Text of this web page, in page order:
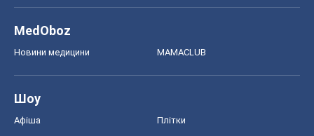
MedOboz
Новини медицини MAMACLUB
Шоу
Афіша Плітки